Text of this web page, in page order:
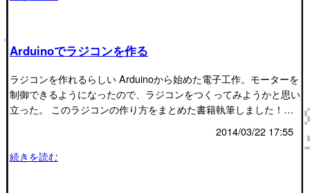
Arduinoでラジコンを作る
ラジコンを作れるらしい Arduinoから始めた電子工作。モーターを
制御できるようになったので、ラジコンをつくってみようかと思い
立った。 このラジコンの作り方をまとめた書籍執筆しました！…
2014/03/22 17:55
続きを読む